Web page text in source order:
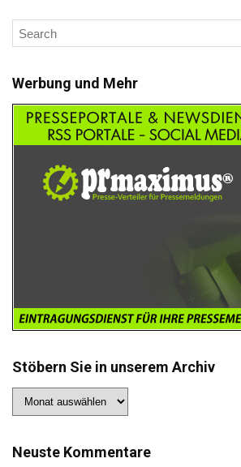
Werbung und Mehr
Stöbern Sie in unserem Archiv
Sie
Archiv
Neuste Kommentare